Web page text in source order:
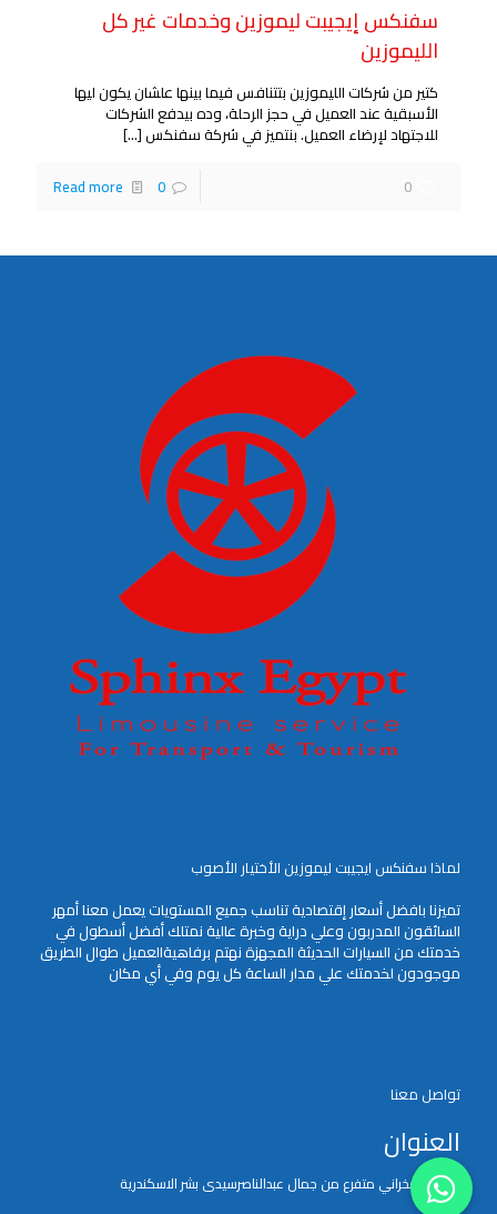
سفنكس إيجيبت ليموزين وخدمات غير كل
الليموزين
كتير من شركات الليموزين بتتنافس فيما بينها علشان يكون ليها
الأسبقية عند العميل في حجز الرحلة، وده بيدفع الشركات
للاجتهاد لإرضاء العميل. بنتميز في شركة سفنكس […]
0
0
Read more
لماذا سفنكس ايجيبت ليموزين الأختيار الأصوب
تميزنا بافضل أسعار إقتصادية تناسب جميع المستويات يعمل معنا أمهر
السائقون المدربون وعلي دراية وخبرة عالية نمتلك أفضل أسطول في
خدمتك من السيارات الحديثة المجهزة نهتم برفاهيةالعميل طوال الطريق
موجودون لخدمتك علي مدار الساعة كل يوم وفي أي مكان
تواصل معنا
العنوان
51ش الفخراني متفرع من جمال عبدالناصرسيدى بشر الاسكندرية